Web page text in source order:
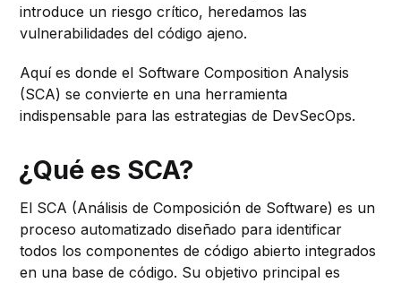
introduce un riesgo crítico, heredamos las
vulnerabilidades del código ajeno.
Aquí es donde el Software Composition Analysis
(SCA) se convierte en una herramienta
indispensable para las estrategias de DevSecOps.
¿Qué es SCA?
El SCA (Análisis de Composición de Software) es un
proceso automatizado diseñado para identificar
todos los componentes de código abierto integrados
en una base de código. Su objetivo principal es